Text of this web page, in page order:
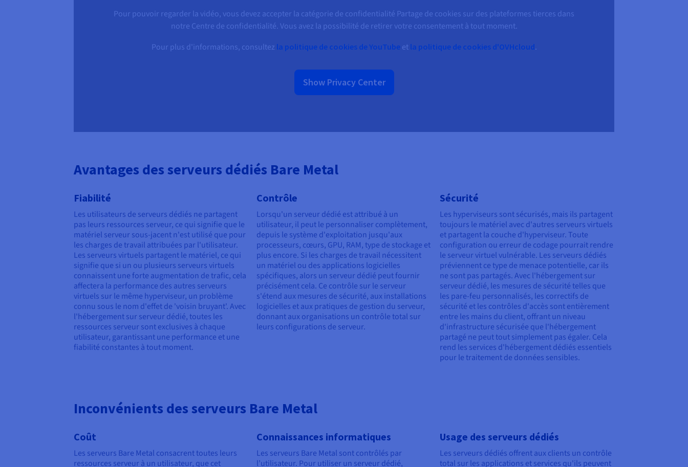
Pour pouvoir regarder la vidéo, vous devez accepter la catégorie de confidentialité Partage de cookies sur des plateformes tierces dans
notre Centre de confidentialité. Vous avez la possibilité de retirer votre consentement à tout moment.
Pour plus d'informations, consultez la politique de cookies de YouTubeet la politique de cookies d'OVHcloud.
Show Privacy Center
Avantages des serveurs dédiés Bare Metal
Fiabilité
Les utilisateurs de serveurs dédiés ne partagent
pas leurs ressources serveur, ce qui signifie que le
matériel serveur sous-jacent n'est utilisé que pour
les charges de travail attribuées par l'utilisateur.
Les serveurs virtuels partagent le matériel, ce qui
signifie que si un ou plusieurs serveurs virtuels
connaissent une forte augmentation de trafic, cela
affectera la performance des autres serveurs
virtuels sur le même hyperviseur, un problème
connu sous le nom d'effet de 'voisin bruyant'. Avec
l'hébergement sur serveur dédié, toutes les
ressources serveur sont exclusives à chaque
utilisateur, garantissant une performance et une
fiabilité constantes à tout moment.
Contrôle
Lorsqu'un serveur dédié est attribué à un
utilisateur, il peut le personnaliser complètement,
depuis le système d'exploitation jusqu'aux
processeurs, cœurs, GPU, RAM, type de stockage et
plus encore. Si les charges de travail nécessitent
un matériel ou des applications logicielles
spécifiques, alors un serveur dédié peut fournir
précisément cela. Ce contrôle sur le serveur
s'étend aux mesures de sécurité, aux installations
logicielles et aux pratiques de gestion du serveur,
donnant aux organisations un contrôle total sur
leurs configurations de serveur.
Sécurité
Les hyperviseurs sont sécurisés, mais ils partagent
toujours le matériel avec d'autres serveurs virtuels
et partagent la couche d'hyperviseur. Toute
configuration ou erreur de codage pourrait rendre
le serveur virtuel vulnérable. Les serveurs dédiés
préviennent ce type de menace potentielle, car ils
ne sont pas partagés. Avec l'hébergement sur
serveur dédié, les mesures de sécurité telles que
les pare-feu personnalisés, les correctifs de
sécurité et les contrôles d'accès sont entièrement
entre les mains du client, offrant un niveau
d'infrastructure sécurisée que l'hébergement
partagé ne peut tout simplement pas égaler. Cela
rend les services d'hébergement dédiés essentiels
pour le traitement de données sensibles.
Inconvénients des serveurs Bare Metal
Coût
Les serveurs Bare Metal consacrent toutes leurs
ressources serveur à un utilisateur, que cet
Connaissances informatiques
Les serveurs Bare Metal sont contrôlés par
l’utilisateur. Pour utiliser un serveur dédié,
Usage des serveurs dédiés
Les serveurs dédiés offrent aux clients un contrôle
total sur les applications et services qu'ils peuvent